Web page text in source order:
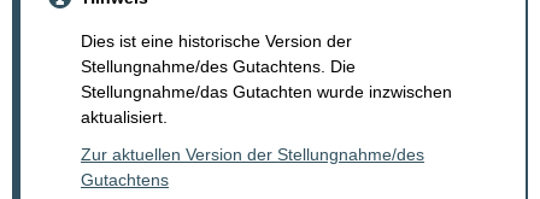
Dies ist eine historische Version der
Stellungnahme/des Gutachtens. Die
Stellungnahme/das Gutachten wurde inzwischen
aktualisiert.
Zur aktuellen Version der Stellungnahme/des
Gutachtens